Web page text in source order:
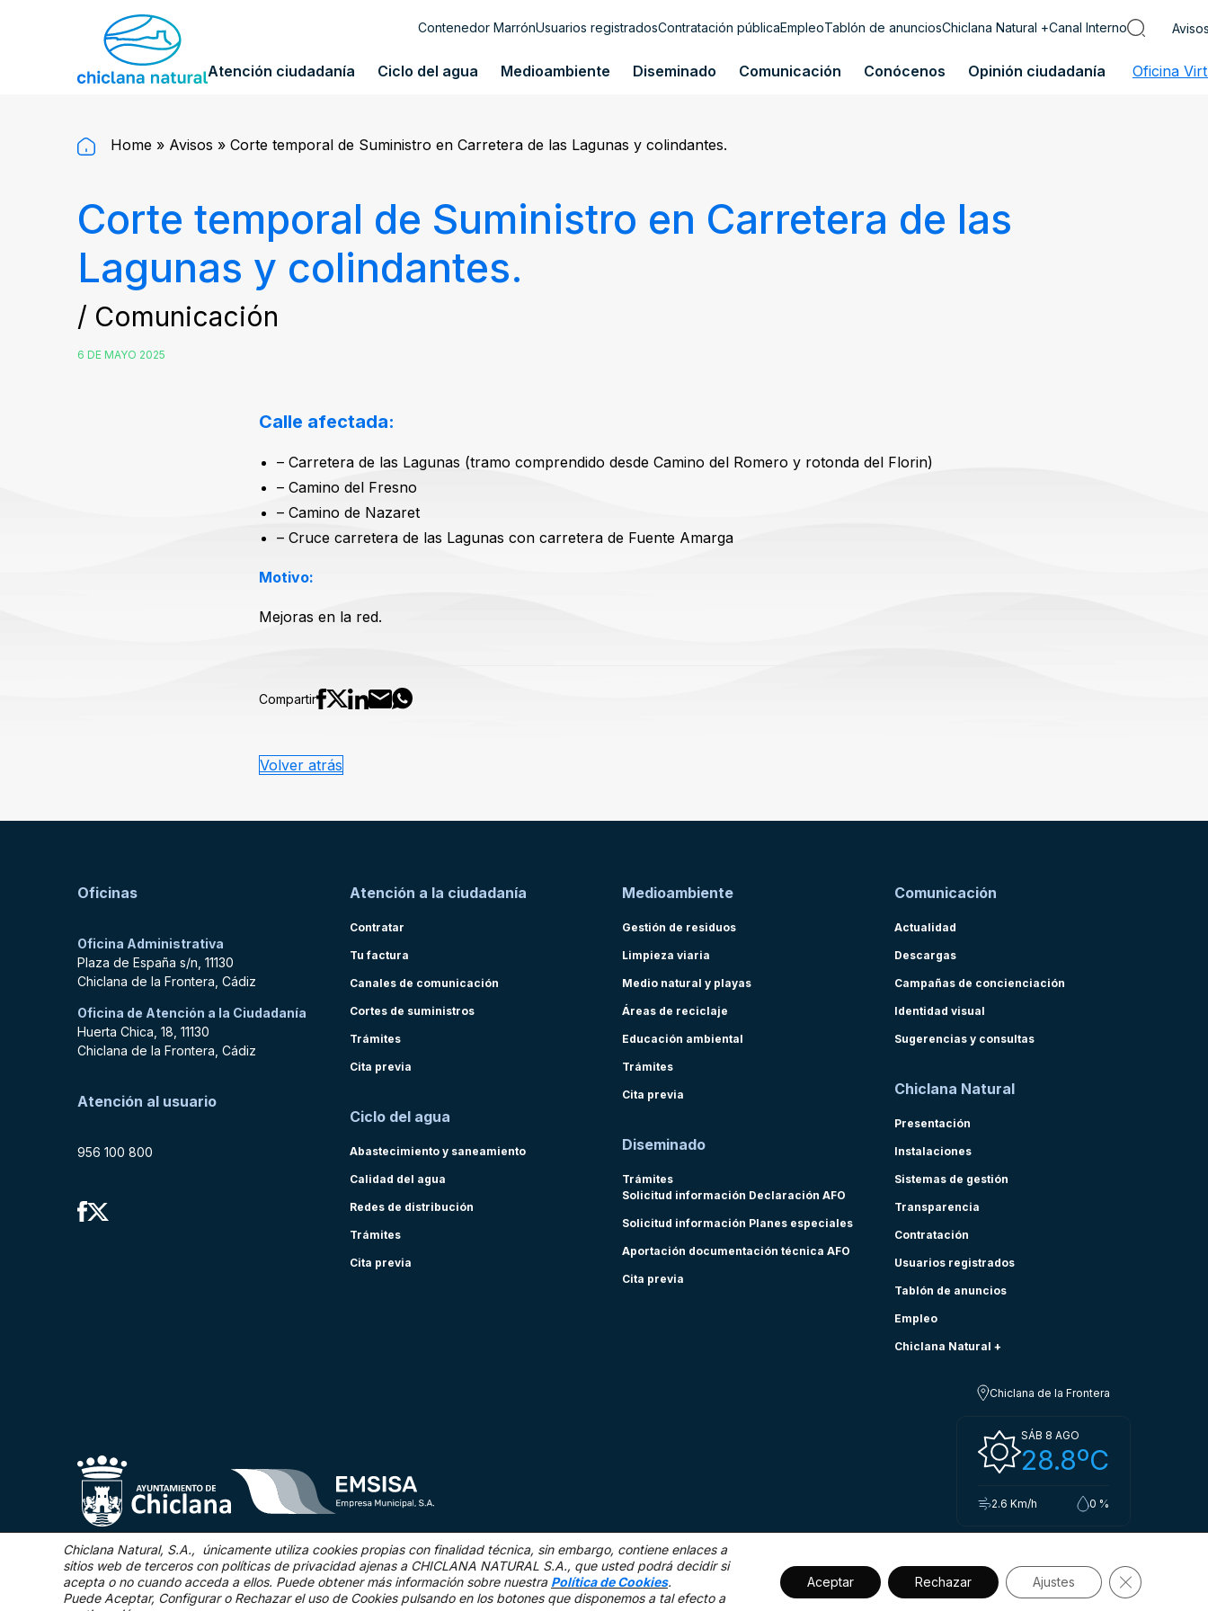
Contenedor MarrónUsuarios registradosContratación públicaEmpleoTablón de anunciosChiclana Natural +Canal Interno
Atención ciudadanía Ciclo del agua Medioambiente Diseminado Comunicación Conócenos Opinión ciudadanía Oficina
Home » Avisos » Corte temporal de Suministro en Carretera de las Lagunas y colindantes.
Corte temporal de Suministro en Carretera de las
Lagunas y colindantes.
/ Comunicación
6 DE MAYO 2025
Calle afectada:
– Carretera de las Lagunas (tramo comprendido desde Camino del Romero y rotonda del Florin)
– Camino del Fresno
– Camino de Nazaret
– Cruce carretera de las Lagunas con carretera de Fuente Amarga
Motivo:
Mejoras en la red.
Compartir
Volver atrás
Oficinas
Oficina Administrativa
Plaza de España s/n, 11130
Chiclana de la Frontera, Cádiz
Oficina de Atención a la Ciudadanía
Huerta Chica, 18, 11130
Chiclana de la Frontera, Cádiz
Atención al usuario
956 100 800
Atención a la ciudadanía
Contratar
Tu factura
Canales de comunicación
Cortes de suministros
Trámites
Cita previa
Ciclo del agua
Abastecimiento y saneamiento
Calidad del agua
Redes de distribución
Trámites
Cita previa
Medioambiente
Gestión de residuos
Limpieza viaria
Medio natural y playas
Áreas de reciclaje
Educación ambiental
Trámites
Cita previa
Diseminado
Trámites
Solicitud información Declaración AFO
Solicitud información Planes especiales
Aportación documentación técnica AFO
Cita previa
Comunicación
Actualidad
Descargas
Campañas de concienciación
Identidad visual
Sugerencias y consultas
Chiclana Natural
Presentación
Instalaciones
Sistemas de gestión
Transparencia
Contratación
Usuarios registrados
Tablón de anuncios
Empleo
Chiclana Natural +
Chiclana de la Frontera
SÁB 8 AGO
28.8ºC
2.6 Km/h 0 %
©2025 Chiclana Natural Mapa WebAccesibilidad Política de privacidad. Aviso legal Política de cookies
Chiclana Natural, S.A., únicamente utiliza cookies propias con finalidad técnica, sin embargo, contiene enlaces a
sitios web de terceros con políticas de privacidad ajenas a CHICLANA NATURAL S.A., que usted podrá decidir si
acepta o no cuando acceda a ellos. Puede obtener más información sobre nuestra Política de Cookies.
Puede Aceptar, Configurar o Rechazar el uso de Cookies pulsando en los botones que disponemos a tal efecto a
Aceptar Rechazar Ajustes Cerrar el